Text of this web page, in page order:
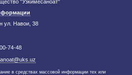
"Узкимёсаноат"
ул. Навои, 38
74-48
в средствах массовой информации тех или